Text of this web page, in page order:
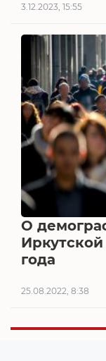
3.12.2023, 15:55
О
года
25.08.2022, 8:38